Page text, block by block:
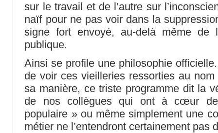
sur le travail et de l’autre sur
naïf pour ne pas voir dans la
signe fort envoyé, au-delà même de
publique.
Ainsi se profile une philosophie
de voir ces vieilleries ressorties au
sa manière, ce triste programme dit la
de nos collègues qui ont à cœur
populaire » ou même simplement une
métier ne l’entendront certainement pas